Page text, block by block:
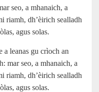
seo, a mhanaich, a
riamh, dh’èirich sealladh
agus solas.
a leanas gu crìoch an
mar seo, a mhanaich, a
riamh, dh’èirich sealladh
agus solas.